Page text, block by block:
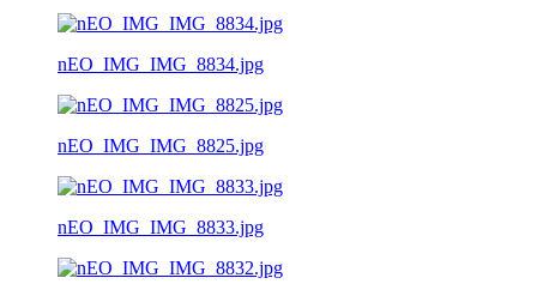
nEO_IMG_IMG_8834.jpg
nEO_IMG_IMG_8825.jpg
nEO_IMG_IMG_8833.jpg